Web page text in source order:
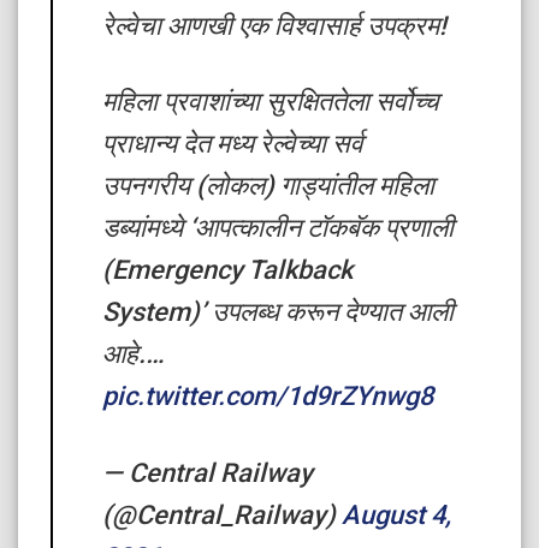
रेल्वेचा आणखी एक विश्वासार्ह उपक्रम!
महिला प्रवाशांच्या सुरक्षिततेला सर्वोच्च
प्राधान्य देत मध्य रेल्वेच्या सर्व
उपनगरीय (लोकल) गाड्यांतील महिला
डब्यांमध्ये ‘आपत्कालीन टॉकबॅक प्रणाली
(Emergency Talkback
System)’ उपलब्ध करून देण्यात आली
आहे.…
pic.twitter.com/1d9rZYnwg8
— Central Railway
(@Central_Railway) August 4,